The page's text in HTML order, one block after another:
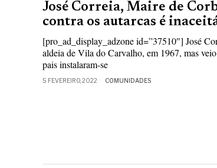
José Correia, Maire de
contra os autarcas é
[pro_ad_display_adzone id=”37510″] José
aldeia de Vila do Carvalho, em 1967, mas
pais instalaram-se
5 FEVEREIRO, 2022 COMUNIDADES